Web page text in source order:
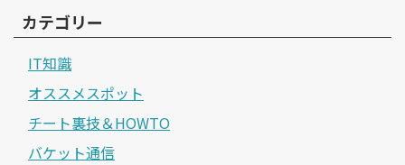
カテゴリー
IT知識
オススメスポット
チート裏技＆HOWTO
バケット通信